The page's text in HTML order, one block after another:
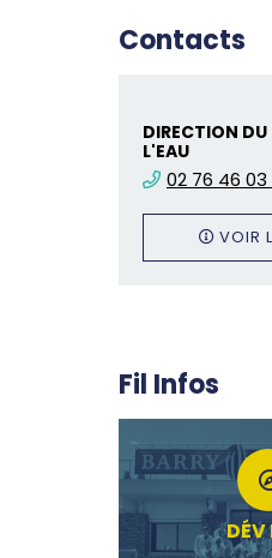
Contacts
DIRECTION DU
L'EAU
02 76 46 03
VOIR
Fil Infos
DÉV